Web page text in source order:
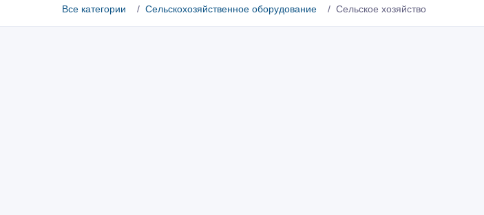
Все категории Сельскохозяйственное оборудование Сельское хозяйство